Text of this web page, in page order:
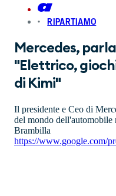
RIPARTIAMO
Mercedes,
"Elettrico,
di Kimi"
Il presidente e Ceo di
del mondo dell'automobile
Brambilla
https://www.google.com/